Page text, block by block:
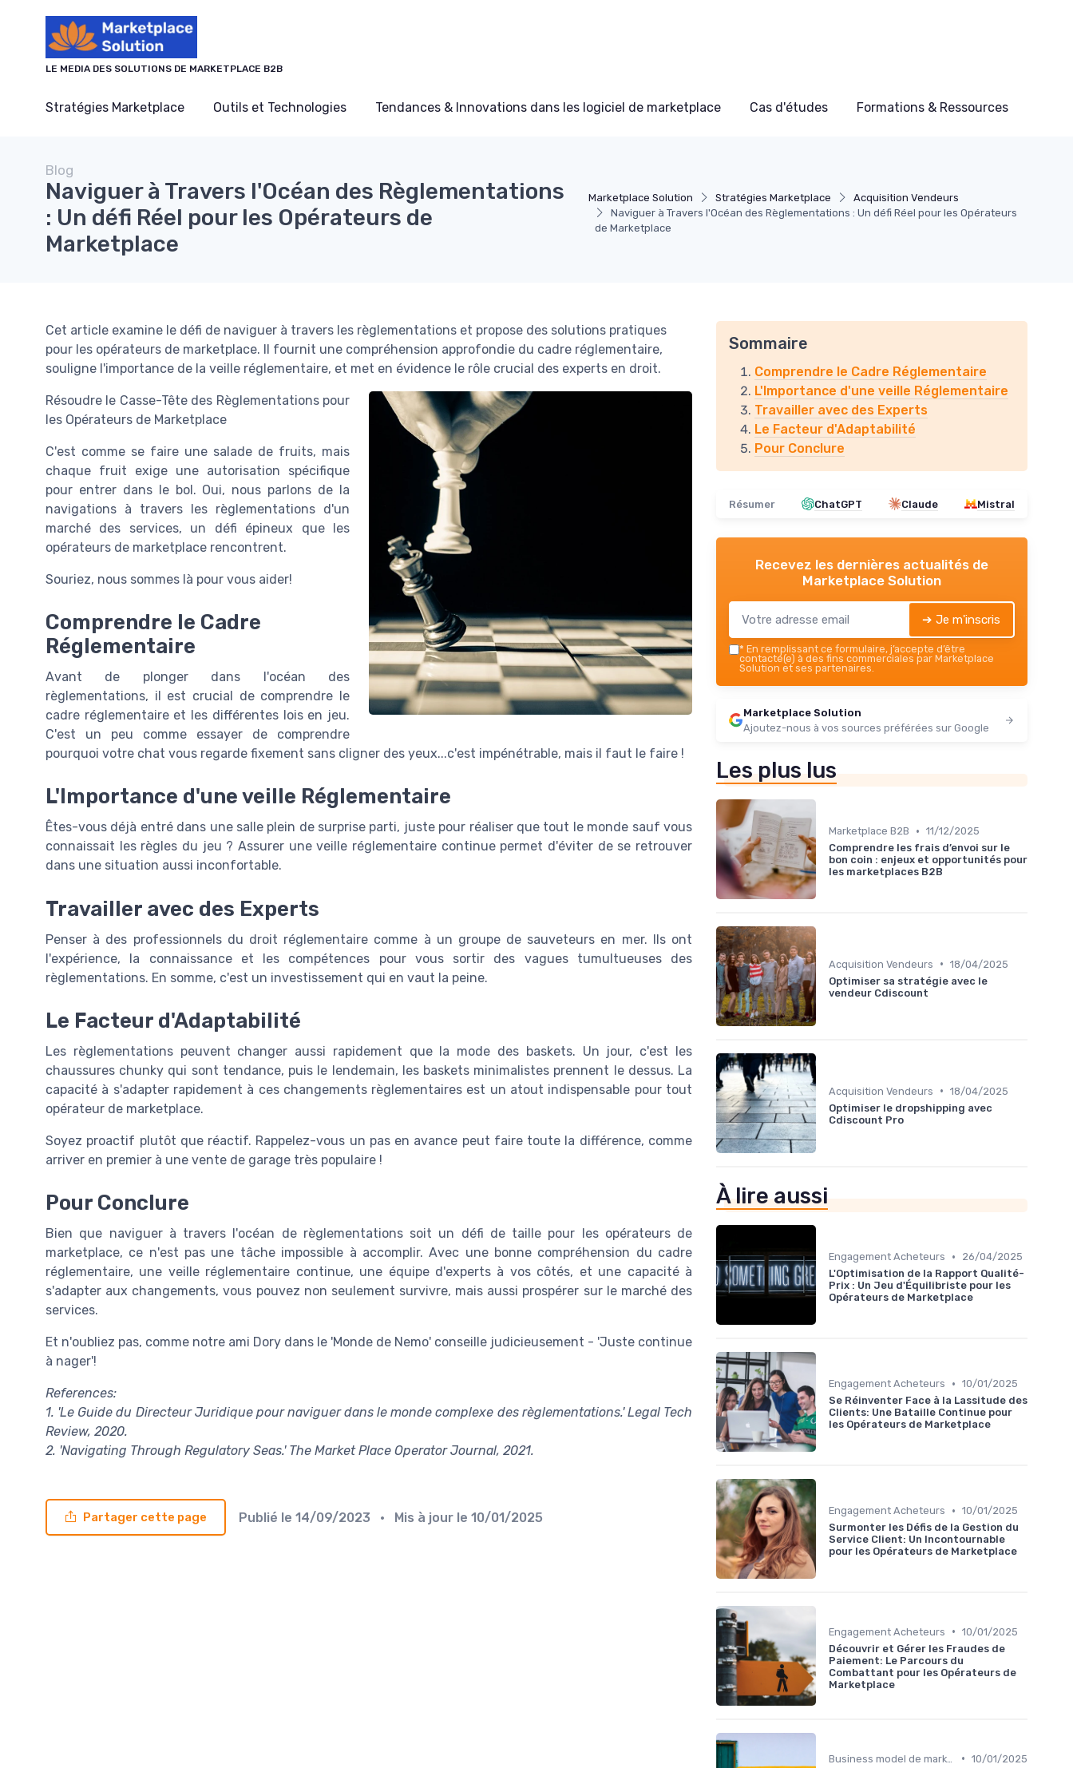
LE MEDIA DES SOLUTIONS DE MARKETPLACE B2B
Stratégies Marketplace Outils et Technologies Tendances & Innovations dans les logiciel de marketplace Cas d'études Formations & Ressources
Marketplace Solution Stratégies Marketplace
Acquisition Vendeurs
Naviguer à Travers l'Océan des Règlementations : Un défi Réel pour les Opérateurs
de Marketplace
Blog
Naviguer à Travers l'Océan des Règlementations
: Un défi Réel pour les Opérateurs de
Marketplace
Cet article examine le défi de naviguer à travers les règlementations et propose des solutions pratiques
pour les opérateurs de marketplace. Il fournit une compréhension approfondie du cadre réglementaire,
souligne l'importance de la veille réglementaire, et met en évidence le rôle crucial des experts en droit.
Résoudre le Casse-Tête des Règlementations pour
les Opérateurs de Marketplace
C'est comme se faire une salade de fruits, mais
chaque fruit exige une autorisation spécifique
pour entrer dans le bol. Oui, nous parlons de la
navigations à travers les règlementations d'un
marché des services, un défi épineux que les
opérateurs de marketplace rencontrent.
Souriez, nous sommes là pour vous aider!
Comprendre le Cadre
Réglementaire
Avant de plonger dans l'océan des
règlementations, il est crucial de comprendre le
cadre réglementaire et les différentes lois en jeu.
C'est un peu comme essayer de comprendre
pourquoi votre chat vous regarde fixement sans cligner des yeux...c'est impénétrable, mais il faut le faire !
L'Importance d'une veille Réglementaire
Êtes-vous déjà entré dans une salle plein de surprise parti, juste pour réaliser que tout le monde sauf vous
connaissait les règles du jeu ? Assurer une veille réglementaire continue permet d'éviter de se retrouver
dans une situation aussi inconfortable.
Travailler avec des Experts
Penser à des professionnels du droit réglementaire comme à un groupe de sauveteurs en mer. Ils ont
l'expérience, la connaissance et les compétences pour vous sortir des vagues tumultueuses des
règlementations. En somme, c'est un investissement qui en vaut la peine.
Le Facteur d'Adaptabilité
Les règlementations peuvent changer aussi rapidement que la mode des baskets. Un jour, c'est les
chaussures chunky qui sont tendance, puis le lendemain, les baskets minimalistes prennent le dessus. La
capacité à s'adapter rapidement à ces changements règlementaires est un atout indispensable pour tout
opérateur de marketplace.
Soyez proactif plutôt que réactif. Rappelez-vous un pas en avance peut faire toute la différence, comme
arriver en premier à une vente de garage très populaire !
Pour Conclure
Bien que naviguer à travers l'océan de règlementations soit un défi de taille pour les opérateurs de
marketplace, ce n'est pas une tâche impossible à accomplir. Avec une bonne compréhension du cadre
réglementaire, une veille réglementaire continue, une équipe d'experts à vos côtés, et une capacité à
s'adapter aux changements, vous pouvez non seulement survivre, mais aussi prospérer sur le marché des
services.
Et n'oubliez pas, comme notre ami Dory dans le 'Monde de Nemo' conseille judicieusement - 'Juste continue
à nager'!
References:
1. 'Le Guide du Directeur Juridique pour naviguer dans le monde complexe des règlementations.' Legal Tech
Review, 2020.
2. 'Navigating Through Regulatory Seas.' The Market Place Operator Journal, 2021.
Partager cette page Publié le 14/09/2023 • Mis à jour le 10/01/2025
Sommaire
Comprendre le Cadre Réglementaire
L'Importance d'une veille Réglementaire
Travailler avec des Experts
Le Facteur d'Adaptabilité
Pour Conclure
Résumer ChatGPT Claude Mistral
Recevez les dernières actualités de
Marketplace Solution
➔ Je m'inscris
* En remplissant ce formulaire, j’accepte d’être
contacté(e) à des fins commerciales par Marketplace
Solution et ses partenaires.
Marketplace Solution
Ajoutez-nous à vos sources préférées sur Google
Les plus lus
Marketplace B2B • 11/12/2025
Comprendre les frais d’envoi sur le
bon coin : enjeux et opportunités pour
les marketplaces B2B
Acquisition Vendeurs • 18/04/2025
Optimiser sa stratégie avec le
vendeur Cdiscount
Acquisition Vendeurs • 18/04/2025
Optimiser le dropshipping avec
Cdiscount Pro
À lire aussi
Engagement Acheteurs •
26/04/2025
L'Optimisation de la Rapport Qualité-
Prix : Un Jeu d'Équilibriste pour les
Opérateurs de Marketplace
Engagement Acheteurs • 10/01/2025
Se Réinventer Face à la Lassitude des
Clients: Une Bataille Continue pour
les Opérateurs de Marketplace
Engagement Acheteurs • 10/01/2025
Surmonter les Défis de la Gestion du
Service Client: Un Incontournable
pour les Opérateurs de Marketplace
Engagement Acheteurs • 10/01/2025
Découvrir et Gérer les Fraudes de
Paiement: Le Parcours du
Combattant pour les Opérateurs de
Marketplace
• 10/01/2025